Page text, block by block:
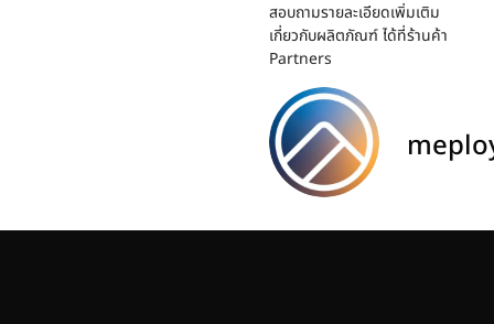
สอบถามรายละเอียดเพิ่มเติม
เกี่ยวกับผลิตภัณฑ์ ได้ที่ร้านค้า
Partners